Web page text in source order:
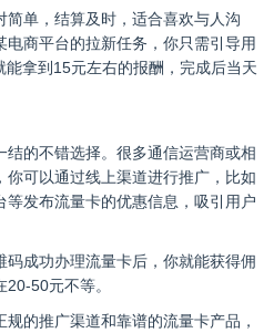
单，结算及时，适合喜欢与人沟
商平台的拉新任务，你只需引导用
能拿到15元左右的报酬，完成后当天
的不错选择。很多通信运营商或相
可以通过线上渠道进行推广，比如
发布流量卡的优惠信息，吸引用户
成功办理流量卡后，你就能获得佣
50元不等。
的推广渠道和靠谱的流量卡产品，